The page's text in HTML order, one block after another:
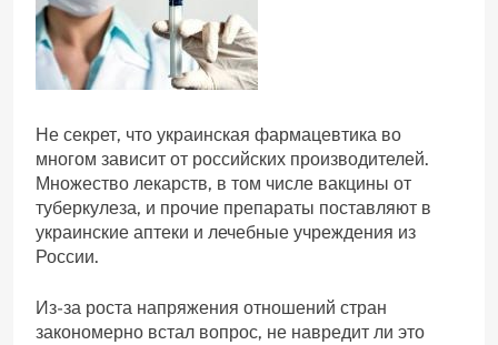
Не секрет, что украинская фармацевтика во
многом зависит от российских производителей.
Множество лекарств, в том числе вакцины от
туберкулеза, и прочие препараты поставляют в
украинские аптеки и лечебные учреждения из
России.
Из-за роста напряжения отношений стран
закономерно встал вопрос, не навредит ли это